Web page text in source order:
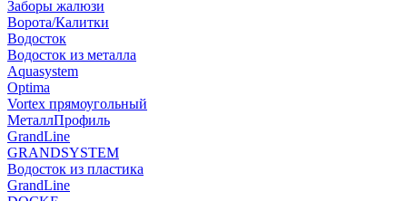
Заборы жалюзи
Ворота/Калитки
Водосток
Водосток из металла
Aquasystem
Optima
Vortex прямоугольный
МеталлПрофиль
GrandLine
GRANDSYSTEM
Водосток из пластика
GrandLine